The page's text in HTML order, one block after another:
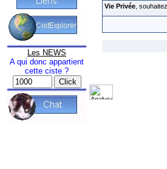
Les NEWS
A qui donc appartient
cette ciste ?
Vie Privée ,